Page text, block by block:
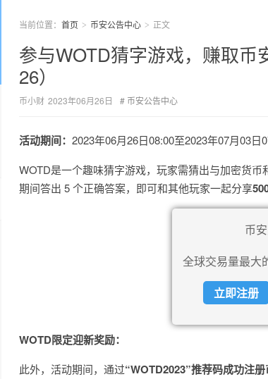
当前位置： 首页 > 币安公告中心 > 正文
参与WOTD猜字游戏，赚取币
26）
币小财 2023年06月26日 币安公告中心
活动期间： 2023年06月26日08:00至2023年07月03日
WOTD是一个趣味猜字游戏，玩家需猜出与加密货币
期间答出 5 个正确答案，即可和其他玩家一起分享
币
全球交易量最大
立即注册
WOTD限定迎新奖励：
此外，活动期间，通过“WOTD2023”推荐码成功注